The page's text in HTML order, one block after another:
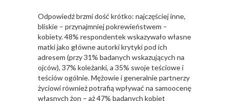
Odpowiedź brzmi dość krótko: najczęściej inne,
bliskie – przynajmniej pokrewieństwem –
kobiety. 48% respondentek wskazywało własne
matki jako główne autorki krytyki pod ich
adresem (przy 31% badanych wskazujących na
ojców), 37% koleżanki, a 35% swoje teściowe i
teściów ogólnie. Mężowie i generalnie partnerzy
życiowi również potrafią wpływać na samoocenę
własnych żon – aż 47% badanych kobiet